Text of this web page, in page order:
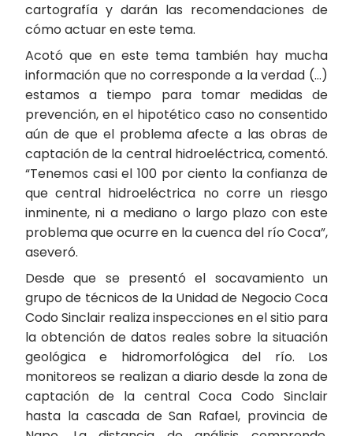
cartografía y darán las recomendaciones de
cómo actuar en este tema.
Acotó que en este tema también hay mucha
información que no corresponde a la verdad (…)
estamos a tiempo para tomar medidas de
prevención, en el hipotético caso no consentido
aún de que el problema afecte a las obras de
captación de la central hidroeléctrica, comentó.
“Tenemos casi el 100 por ciento la confianza de
que central hidroeléctrica no corre un riesgo
inminente, ni a mediano o largo plazo con este
problema que ocurre en la cuenca del río Coca”,
aseveró.
Desde que se presentó el socavamiento un
grupo de técnicos de la Unidad de Negocio Coca
Codo Sinclair realiza inspecciones en el sitio para
la obtención de datos reales sobre la situación
geológica e hidromorfológica del río. Los
monitoreos se realizan a diario desde la zona de
captación de la central Coca Codo Sinclair
hasta la cascada de San Rafael, provincia de